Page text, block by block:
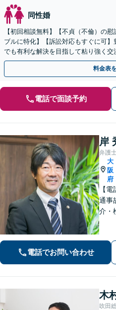
同性婚
【初回相談無料】【不貞（不倫）の
ブルに特化】【訴訟対応もすぐに可
でも有利な解決を目指して粘り強く交
談可】
料金表
電話で面談予約
岸
弁護
大
阪
府
【
通事
介・
ま
サ
ニオ
電話でお問い合わせ
木
吹田